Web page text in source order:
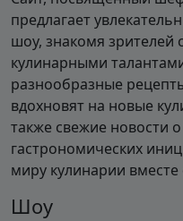
предлагает
шоу, знакомя зрителей
кулинарными
разнообразные
вдохновят на новые
также свежие новости
гастрономических
миру кулинарии
Шоу